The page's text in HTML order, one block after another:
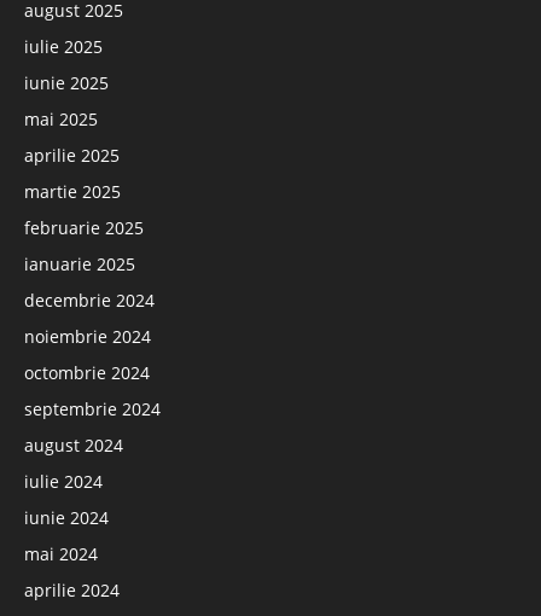
august 2025
iulie 2025
iunie 2025
mai 2025
aprilie 2025
martie 2025
februarie 2025
ianuarie 2025
decembrie 2024
noiembrie 2024
octombrie 2024
septembrie 2024
august 2024
iulie 2024
iunie 2024
mai 2024
aprilie 2024